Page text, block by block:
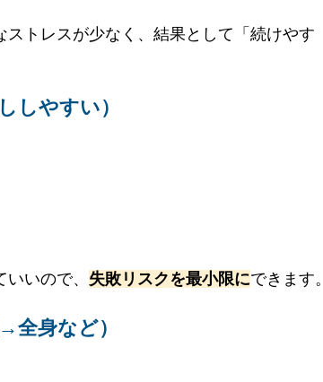
ストレスが少なく、結果として「続けやす
しやすい）
いので、 失敗リスクを最小限にできます。
身など）